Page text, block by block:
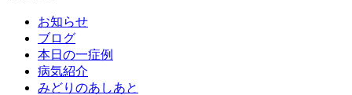
お知らせ
ブログ
本日の一症例
病気紹介
みどりのあしあと